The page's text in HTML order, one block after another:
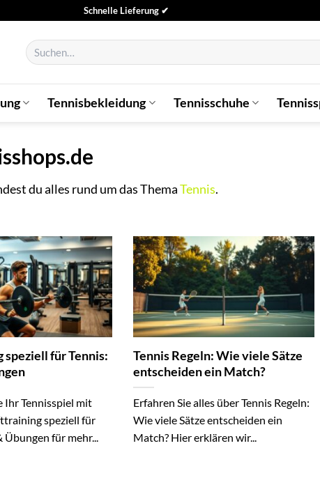
Schnelle Lieferung ✔
Suchen
nach:
Tennisbekleidung Tennisschuhe
du alles rund um das ThemaTennis.
für Tennis:
Ihr Tennisspiel mit
speziell für
für mehr...
Tennis Regeln: Wie viele Sätze
entscheiden ein Match?
Erfahren Sie alles über Tennis Regeln:
Wie viele Sätze entscheiden ein
Match? Hier erklären wir...